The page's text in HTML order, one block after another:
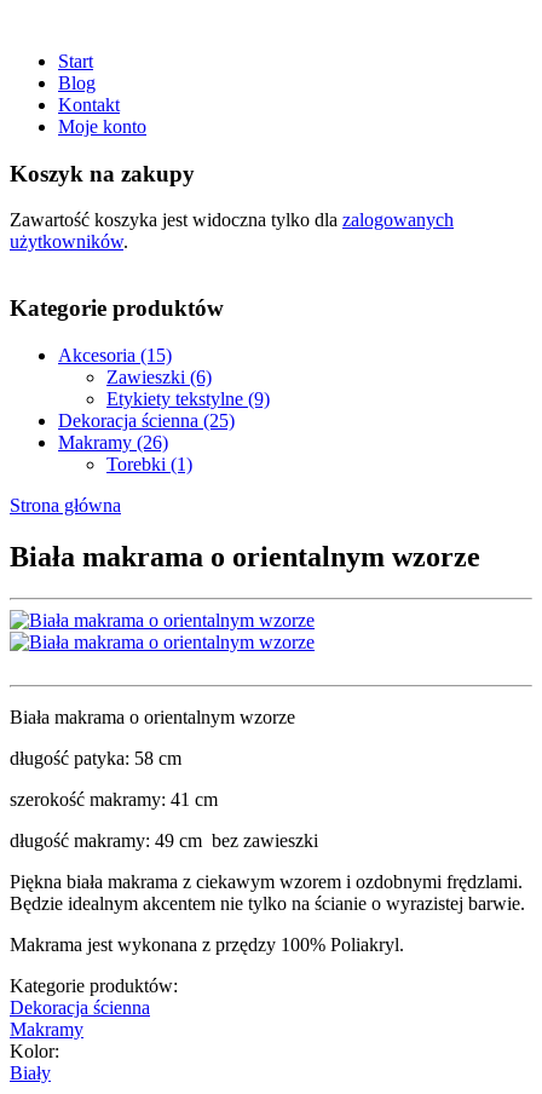
Start
Blog
Kontakt
Moje konto
Koszyk na zakupy
Zawartość koszyka jest widoczna tylko dla zalogowanych
użytkowników.
Kategorie produktów
Akcesoria (15)
Zawieszki (6)
Etykiety tekstylne (9)
Dekoracja ścienna (25)
Makramy (26)
Torebki (1)
Strona główna
Biała makrama o orientalnym wzorze
Biała makrama o orientalnym wzorze
długość patyka: 58 cm
szerokość makramy: 41 cm
długość makramy: 49 cm bez zawieszki
Piękna biała makrama z ciekawym wzorem i ozdobnymi frędzlami.
Będzie idealnym akcentem nie tylko na ścianie o wyrazistej barwie.
Makrama jest wykonana z przędzy 100% Poliakryl.
Kategorie produktów:
Dekoracja ścienna
Makramy
Kolor:
Biały